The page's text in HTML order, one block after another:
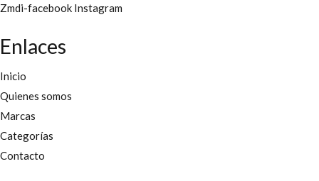
Zmdi-facebook Instagram
Enlaces
Inicio
Quienes somos
Marcas
Categorías
Contacto